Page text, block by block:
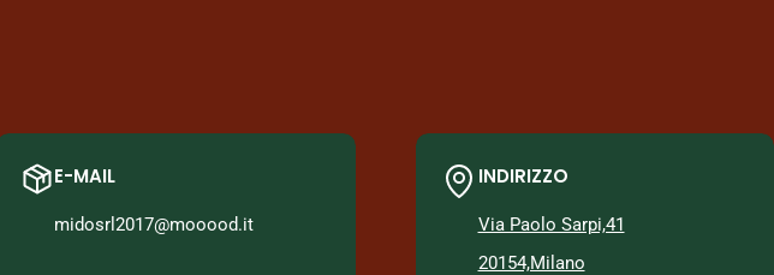
E-MAIL
midosrl2017@mooood.it
INDIRIZZO
Via Paolo Sarpi,41
20154,Milano